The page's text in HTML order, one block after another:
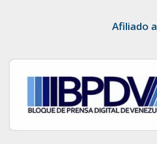
Afiliado a